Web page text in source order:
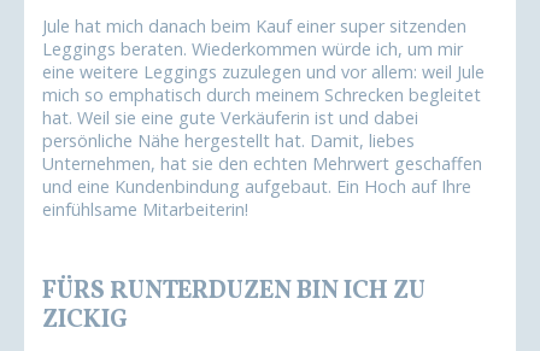
Jule hat mich danach beim Kauf einer super sitzenden
Leggings beraten. Wiederkommen würde ich, um mir
eine weitere Leggings zuzulegen und vor allem: weil Jule
mich so emphatisch durch meinem Schrecken begleitet
hat. Weil sie eine gute Verkäuferin ist und dabei
persönliche Nähe hergestellt hat. Damit, liebes
Unternehmen, hat sie den echten Mehrwert geschaffen
und eine Kundenbindung aufgebaut. Ein Hoch auf Ihre
einfühlsame Mitarbeiterin!
FÜRS RUNTERDUZEN BIN ICH ZU
ZICKIG